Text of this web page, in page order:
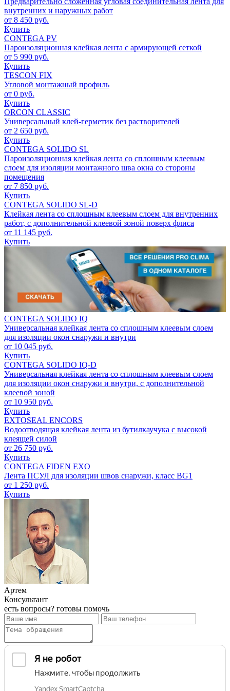
внутренних и наружных работ
от 8 450 руб.
Купить
CONTEGA PV
Пароизоляционная клейкая лента с армирующей сеткой
от 5 990 руб.
Купить
TESCON FIX
Угловой монтажный профиль
от 0 руб.
Купить
ORCON CLASSIC
Универсальный клей-герметик без растворителей
от 2 650 руб.
Купить
CONTEGA SOLIDO SL
Пароизоляционная клейкая лента со сплошным клеевым
слоем для изоляции монтажного шва окна со стороны
помещения
от 7 850 руб.
Купить
CONTEGA SOLIDO SL-D
Клейкая лента со сплошным клеевым слоем для внутренних
работ, с дополнительной клеевой зоной поверх флиса
от 11 145 руб.
Купить
CONTEGA SOLIDO IQ
Универсальная клейкая лента со сплошным клеевым слоем
для изоляции окон снаружи и внутри
от 10 045 руб.
Купить
CONTEGA SOLIDO IQ-D
Универсальная клейкая лента со сплошным клеевым слоем
для изоляции окон снаружи и внутри, с дополнительной
клеевой зоной
от 10 950 руб.
Купить
EXTOSEAL ENCORS
Водоотводящая клейкая лента из бутилкаучука с высокой
клеящей силой
от 26 750 руб.
Купить
CONTEGA FIDEN EXO
Лента ПСУЛ для изоляции швов снаружи, класс BG1
от 1 250 руб.
Купить
Артем
Консультант
есть вопросы? готовы помочь